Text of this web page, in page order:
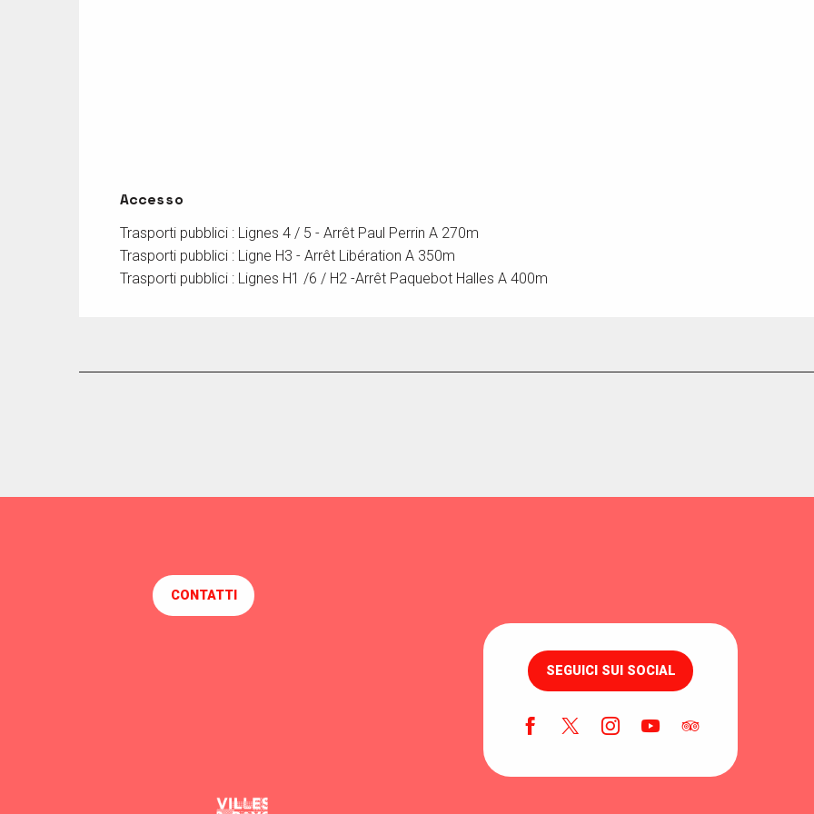
Accesso
Accesso
Trasporti pubblici : Lignes 4 / 5 - Arrêt Paul Perrin A 270m
Trasporti pubblici : Ligne H3 - Arrêt Libération A 350m
Trasporti pubblici : Lignes H1 /6 / H2 -Arrêt Paquebot Halles A 400m
CONTATTI
SEGUICI SUI SOCIAL